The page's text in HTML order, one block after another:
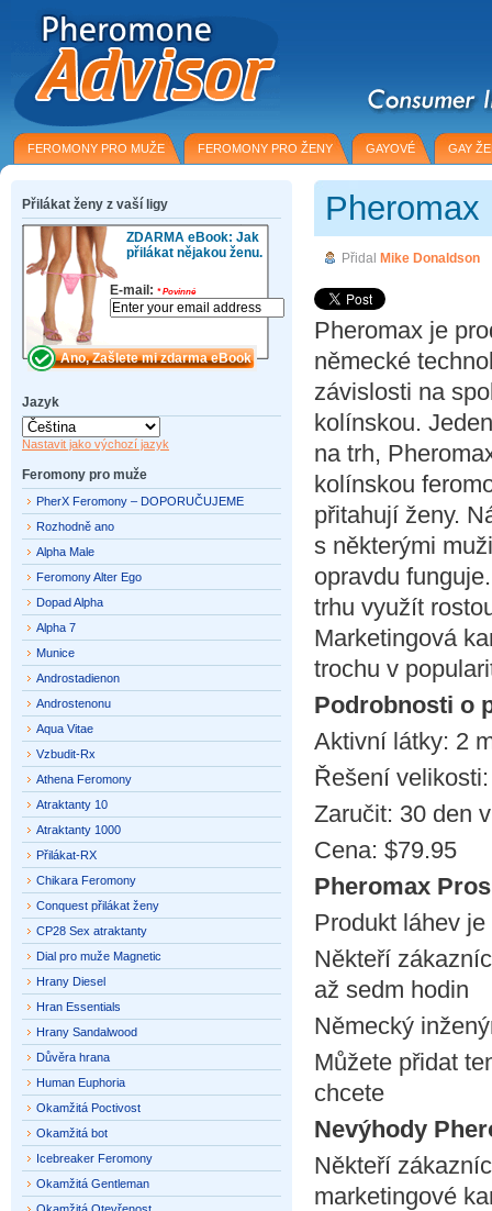
FEROMONY PRO MUŽE FEROMONY PRO ŽENY GAYOVÉ GAY
Pheromax
Přidal Mike Donaldson
Pheromax je
německé
závislosti na
kolínskou.
na trh,
kolínskou
přitahují ženy.
s některými
opravdu
trhu využít
Marketingová
trochu v
Podrobnosti o
Aktivní látky: 2
Řešení
Zaručit: 30 den
Cena: $79.95
Pheromax
Produkt láhev
Někteří
až sedm hodin
Německý
Můžete přidat
chcete
Nevýhody
Někteří
marketingové
Přilákat ženy z vaší ligy
ZDARMA eBook: Jak
přilákat nějakou ženu.
E-mail: *Povinné
Jazyk
Nastavit jako výchozí jazyk
Feromony pro muže
PherX Feromony – DOPORUČUJEME
Rozhodně ano
Alpha Male
Feromony Alter Ego
Dopad Alpha
Alpha 7
Munice
Androstadienon
Androstenonu
Aqua Vitae
Vzbudit-Rx
Athena Feromony
Atraktanty 10
Atraktanty 1000
Přilákat-RX
Chikara Feromony
Conquest přilákat ženy
CP28 Sex atraktanty
Dial pro muže Magnetic
Hrany Diesel
Hran Essentials
Hrany Sandalwood
Důvěra hrana
Human Euphoria
Okamžitá Poctivost
Okamžitá bot
Icebreaker Feromony
Okamžitá Gentleman